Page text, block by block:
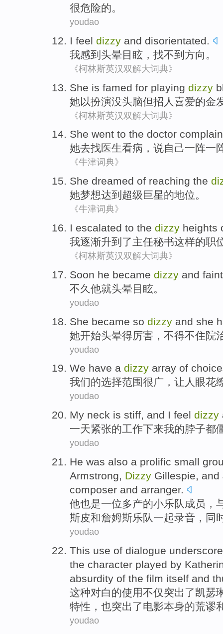
很危险的。
youdao
I feel dizzy and disorientated.
我感到 头晕目眩，找不到方向。
《柯林斯英汉双解大词典》
She is famed for playing dizzy
她以扮演没头脑但招人喜爱的金
《柯林斯英汉双解大词典》
She went to the doctor
她去找医生看病， 说自己一阵一
《牛津词典》
She dreamed of reaching the
她梦想达到 超级巨星的地位。
《牛津词典》
I escalated to the dizzy heights
我逐渐升到了主任秘书这样的职
《柯林斯英汉双解大词典》
Soon he became dizzy and
不久 他就头晕目眩。
youdao
She became so dizzy and she
她开始头晕得厉害， 不得不住院
youdao
We have a dizzy array of
我们的选择范围很广，让人 眼花
youdao
My neck is stiff, and I feel dizzy
一天紧张的工作下来我的脖子都
youdao
He was also a prolific small
Armstrong, Dizzy Gillespie, and
composer and arranger.
他也是一位多产的小乐队 成员 ，
斯皮和詹姆斯乐队一起录音 ，同
youdao
This use of dialogue
the character played by
absurdity of the film itself and
这种对白的使用不仅突出了凯瑟
特性， 也突出了电影本身的荒谬
youdao